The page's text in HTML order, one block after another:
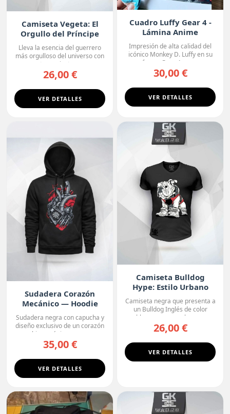
Camiseta Vegeta: El
Orgullo del Príncipe
Lleva la esencia del guerrero
más orgulloso del universo con
esta camiseta ne...
26,00 €
VER DETALLES
Cuadro Luffy Gear 4 -
Lámina Anime
Premium
Impresión de alta calidad del
icónico Monkey D. Luffy en su
forma Gear 4, con...
30,00 €
VER DETALLES
Sudadera Corazón
Mecánico — Hoodie
Sudadera negra con capucha y
diseño exclusivo de un corazón
biomecánico, con ...
35,00 €
VER DETALLES
Camiseta Bulldog
Hype: Estilo Urbano
Camiseta negra que presenta a
un Bulldog Inglés de color
blanco con manchas o...
26,00 €
VER DETALLES